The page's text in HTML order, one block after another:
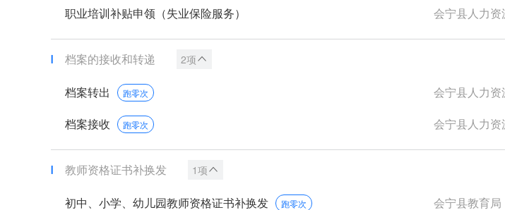
职业培训补贴申领（失业保险服务） 会宁县人力
档案的接收和转递 2项
档案转出 跑零次 会宁县人力
档案接收 跑零次 会宁县人力
教师资格证书补换发 1项
初中、小学、幼儿园教师资格证书补换发 跑零次 会宁县教育局